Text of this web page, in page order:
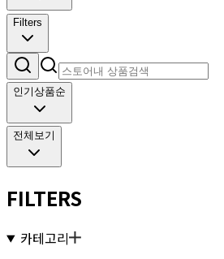
Filters
인기상품순
전체보기
FILTERS
카테고리